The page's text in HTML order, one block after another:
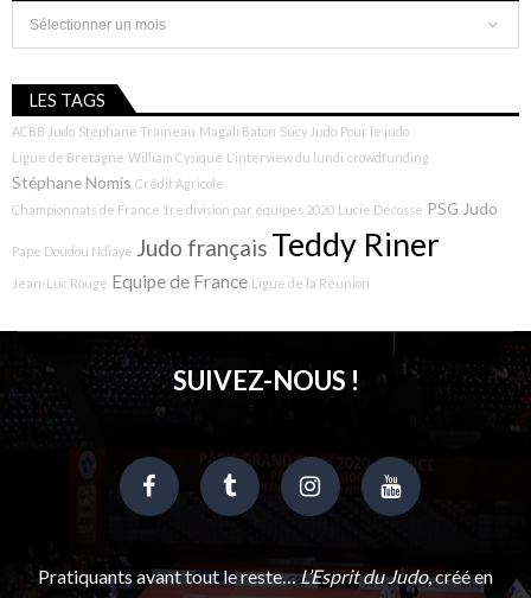
Archives
LES TAGS
ACBB Judo Stéphane Traineau Magali Baton Sucy Judo Pour le judo
Ligue de Bretagne William Cysique L'interview du lundi crowdfunding
Stéphane Nomis Crédit Agricole
Championnats de France 1re division par équipes 2020 Lucie Décosse PSG Judo
Pape Doudou Ndiaye Judo français Teddy Riner
Jean-Luc Rougé Equipe de France Ligue de la Réunion
SUIVEZ-NOUS !
Pratiquants avant tout le reste…L’Esprit du Judo, créé en